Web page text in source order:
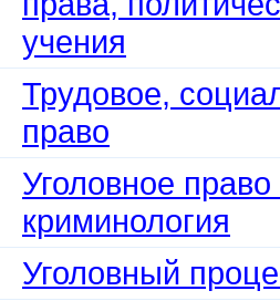
учения
Трудовое,
право
Уголовное право
криминология
Уголовный